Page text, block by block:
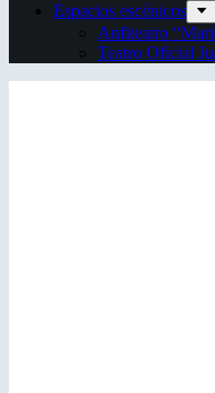
Espacios escénicos
Anfiteatro
Teatro Oficial